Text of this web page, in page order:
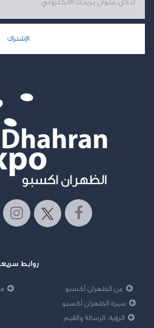
الإشتراك
روابط
عن الظهران أكسبو
سيرة الظهران أكسبو
الرؤية، الرسالة والقيم